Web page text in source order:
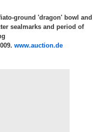
ground 'dragon' bowl and
sealmarks and period of
www.auction.de